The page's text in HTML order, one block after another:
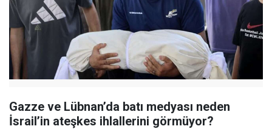
Gazze ve Lübnan’da batı medyası neden
İsrail’in ateşkes ihlallerini görmüyor?